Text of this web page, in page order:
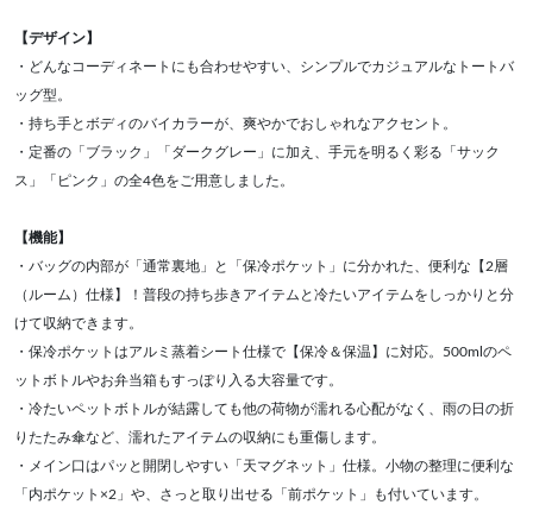
【デザイン】
・どんなコーディネートにも合わせやすい、シンプルでカジュアルなトートバ
ッグ型。
・持ち手とボディのバイカラーが、爽やかでおしゃれなアクセント。
・定番の「ブラック」「ダークグレー」に加え、手元を明るく彩る「サック
ス」「ピンク」の全4色をご用意しました。
【機能】
・バッグの内部が「通常裏地」と「保冷ポケット」に分かれた、便利な【2層
（ルーム）仕様】！普段の持ち歩きアイテムと冷たいアイテムをしっかりと分
けて収納できます。
・保冷ポケットはアルミ蒸着シート仕様で【保冷＆保温】に対応。500mlのペ
ットボトルやお弁当箱もすっぽり入る大容量です。
・冷たいペットボトルが結露しても他の荷物が濡れる心配がなく、雨の日の折
りたたみ傘など、濡れたアイテムの収納にも重傷します。
・メイン口はパッと開閉しやすい「天マグネット」仕様。小物の整理に便利な
「内ポケット×2」や、さっと取り出せる「前ポケット」も付いています。